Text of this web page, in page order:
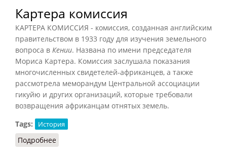
Картера комиссия
КАРТЕРА КОМИССИЯ - комиссия, созданная английским
правительством в 1933 году для изучения земельного
вопроса в Кении. Названа по имени председателя
Мориса Картера. Комиссия заслушала показания
многочисленных свидетелей-африканцев, а также
рассмотрела меморандум Центральной ассоциации
гикуйю и других организаций, которые требовали
возвращения африканцам отнятых земель.
Tags:
История
Подробнее